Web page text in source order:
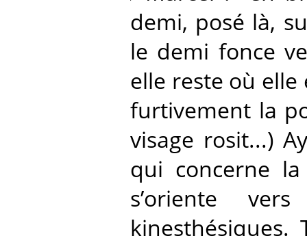
demi, posé là,
le demi fonce
elle reste où elle
furtivement la
visage rosit...)
qui concerne
s’oriente